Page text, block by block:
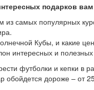
подарков
из самых популярных
Кубы, и какие
интересных и полезных
футболки и кепки в
обойдется дороже – от